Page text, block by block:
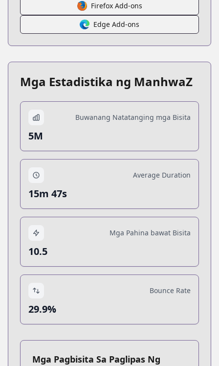
Firefox Add-ons
Edge Add-ons
Mga Estadistika ng ManhwaZ
Buwanang Natatanging mga Bisita
5M
Average Duration
15m 47s
Mga Pahina bawat Bisita
10.5
Bounce Rate
29.9%
Mga Pagbisita Sa Paglipas Ng